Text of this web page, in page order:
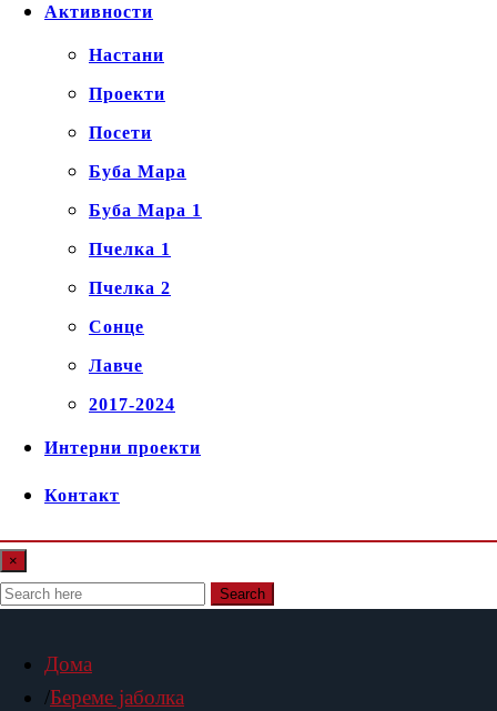
Активности
Настани
Проекти
Посети
Буба Мара
Буба Мара 1
Пчелка 1
Пчелка 2
Сонце
Лавче
2017-2024
Интерни проекти
Контакт
×
Search
Дома
Береме јаболка